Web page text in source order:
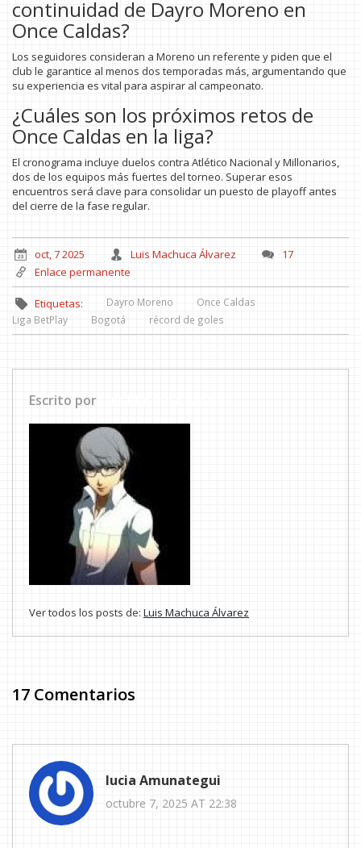
continuidad de Dayro Moreno en
Once Caldas?
Los seguidores consideran a Moreno un referente y piden que el
club le garantice al menos dos temporadas más, argumentando que
su experiencia es vital para aspirar al campeonato.
¿Cuáles son los próximos retos de
Once Caldas en la liga?
El cronograma incluye duelos contra Atlético Nacional y Millonarios,
dos de los equipos más fuertes del torneo. Superar esos
encuentros será clave para consolidar un puesto de playoff antes
del cierre de la fase regular.
oct, 7 2025 Luis Machuca Álvarez
17
Enlace permanente
Etiquetas: Dayro Moreno
Once Caldas
Liga BetPlay
Bogotá récord de goles
Escrito por
Ver todos los posts de: Luis Machuca Álvarez
17 Comentarios
lucia Amunategui
octubre 7, 2025 AT 22:38